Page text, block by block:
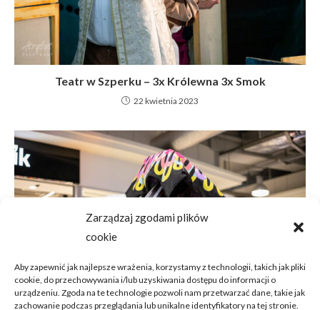
Zarządzaj zgodami plików
cookie
Aby zapewnić jak najlepsze wrażenia, korzystamy z technologii, takich jak pliki
cookie, do przechowywania i/lub uzyskiwania dostępu do informacji o
urządzeniu. Zgoda na te technologie pozwoli nam przetwarzać dane, takie jak
zachowanie podczas przeglądania lub unikalne identyfikatory na tej stronie.
Teatr w Szperku – 3x Królewna 3x Smok
22 kwietnia 2023